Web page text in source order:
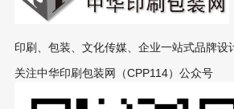
印刷、包装、文化传媒、企业一站式品牌设
关注中华印刷包装网（CPP114）公众号